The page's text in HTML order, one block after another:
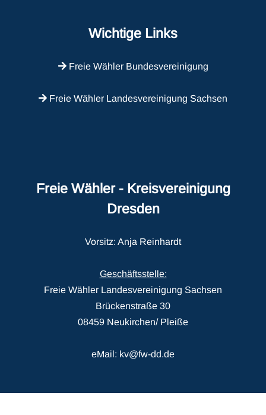
Wichtige Links
Freie Wähler Bundesvereinigung
Freie Wähler Landesvereinigung Sachsen
Freie Wähler - Kreisvereinigung
Dresden
Vorsitz: Anja Reinhardt
Geschäftsstelle:
Freie Wähler Landesvereinigung Sachsen
Brückenstraße 30
08459 Neukirchen/ Pleiße
eMail: kv@fw-dd.de